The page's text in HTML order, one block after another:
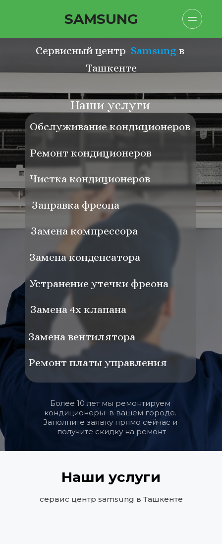
SAMSUNG
Сервисный центр Samsung в
Ташкенте
Более 10 лет мы ремонтируем
кондиционеры  в вашем городе.
Заполните заявку прямо сейчас и
получите скидку на ремонт
Наши услуги
Обслуживание кондиционеров
Заправка фреона
Ремонт кондиционеров
Чистка кондиционеров
Замена компрессора
Устранение утечки фреона
Замена конденсатора
Замена 4х клапана
Замена вентилятора
Ремонт платы управления
Наши услуги
сервис центр samsung в Ташкенте